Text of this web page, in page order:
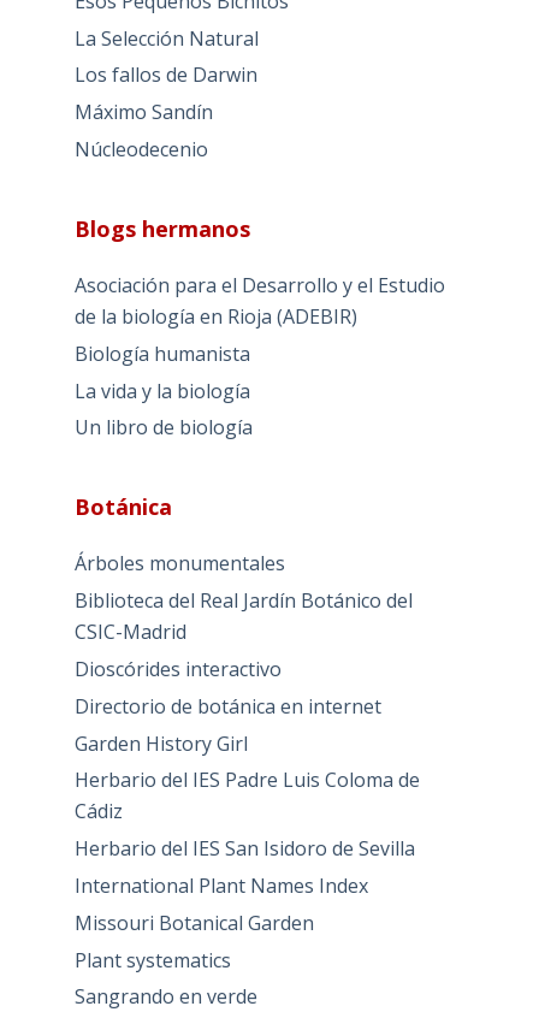
La Selección Natural
Los fallos de Darwin
Máximo Sandín
Núcleodecenio
Blogs hermanos
Asociación para el Desarrollo y el Estudio
de la biología en Rioja (ADEBIR)
Biología humanista
La vida y la biología
Un libro de biología
Botánica
Árboles monumentales
Biblioteca del Real Jardín Botánico del
CSIC-Madrid
Dioscórides interactivo
Directorio de botánica en internet
Garden History Girl
Herbario del IES Padre Luis Coloma de
Cádiz
Herbario del IES San Isidoro de Sevilla
International Plant Names Index
Missouri Botanical Garden
Plant systematics
Sangrando en verde